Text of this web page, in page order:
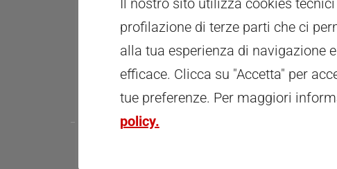
UFFICIO STAMPA & MULTIMEDIA
WHISTLEBLOWING
PATROCINI E CONCESSIONE USO LOGOTIPO
Il nostro sito utilizza cookies
profilazione di terze parti che ci
alla tua esperienza di navigazione
efficace. Clicca su "Accetta" per
tue preferenze. Per maggiori
policy.